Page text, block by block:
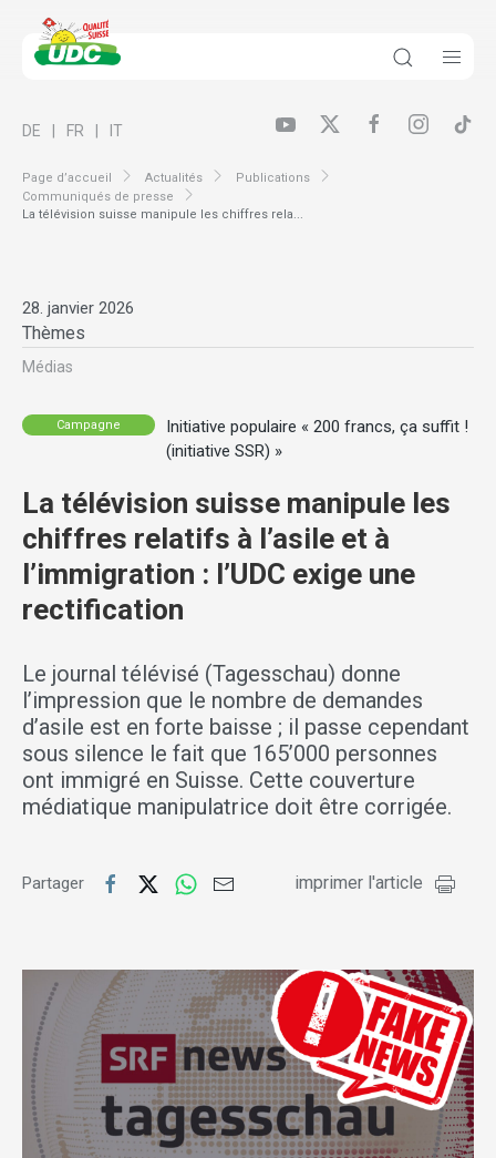
Page d’accueil Actualités
Publications
Communiqués de presse
La télévision suisse manipule les chiffres rela...
DE FR IT
28. janvier 2026
Thèmes
Médias
Campagne
Initiative populaire « 200 francs, ça suffit !
(initiative SSR) »
La télévision suisse manipule les
chiffres relatifs à l’asile et à
l’immigration : l’UDC exige une
rectification
Le journal télévisé (Tagesschau) donne
l’impression que le nombre de demandes
d’asile est en forte baisse ; il passe cependant
sous silence le fait que 165’000 personnes
ont immigré en Suisse. Cette couverture
médiatique manipulatrice doit être corrigée.
Partager imprimer l'article